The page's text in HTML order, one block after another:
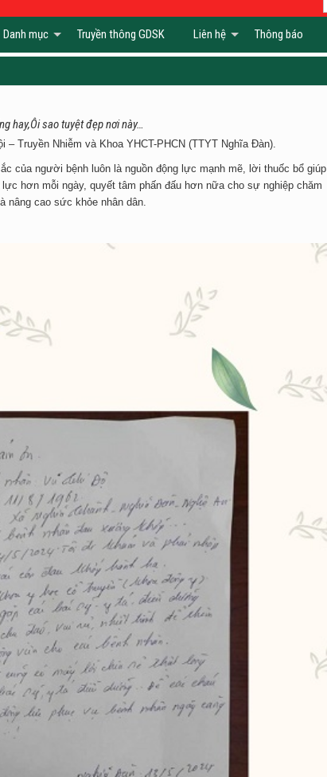
Danh mục Truyền thông GDSK Liên hệ Thông báo
hay,Ôi sao tuyệt đẹp nơi này…
Truyền Nhiễm và Khoa YHCT-PHCN (TTYT Nghĩa Đàn).
của người bệnh luôn là nguồn động lực mạnh mẽ, lời thuốc bổ giúp
hơn mỗi ngày, quyết tâm phấn đấu hơn nữa cho sự nghiệp chăm
nâng cao sức khỏe nhân dân.